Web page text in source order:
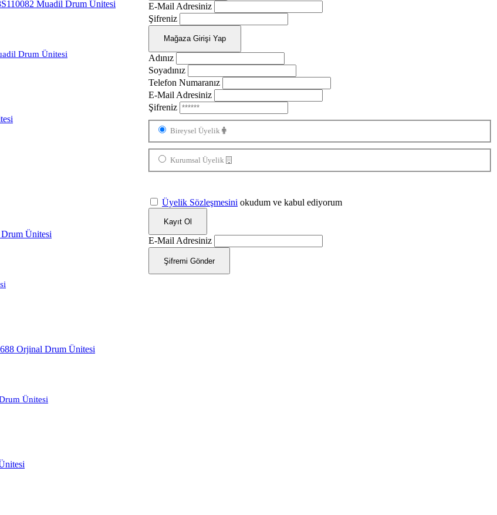
Drum Ünitesi
Ünitesi
E-Mail Adresiniz
Şifreniz
Mağaza Girişi Yap
Adınız
Soyadınız
Telefon Numaranız
E-Mail Adresiniz
Şifreniz
Bireysel Üyelik
Kurumsal Üyelik
Üyelik Sözleşmesini okudum ve kabul ediyorum
Kayıt Ol
E-Mail Adresiniz
Şifremi Gönder